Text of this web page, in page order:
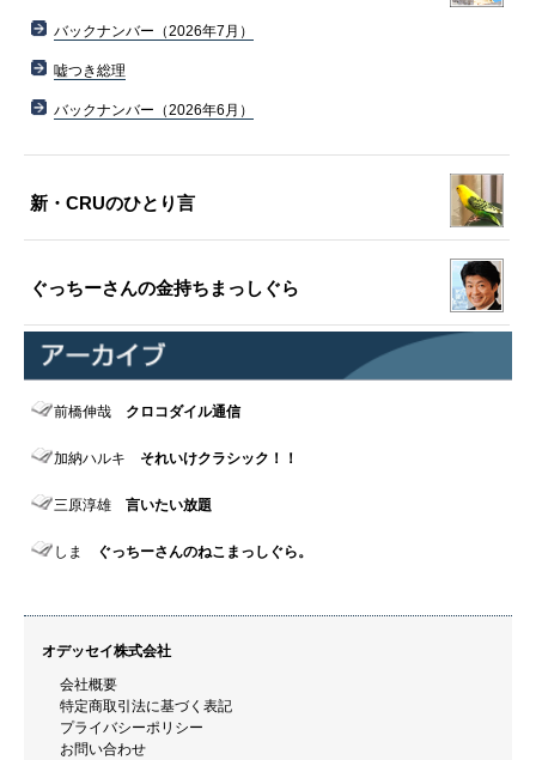
バックナンバー（2026年7月）
嘘つき総理
バックナンバー（2026年6月）
新・CRUのひとり言
ぐっちーさんの金持ちまっしぐら
前橋伸哉 クロコダイル通信
加納ハルキ それいけクラシック！！
三原淳雄 言いたい放題
しま ぐっちーさんのねこまっしぐら。
オデッセイ株式会社
会社概要
特定商取引法に基づく表記
プライバシーポリシー
お問い合わせ